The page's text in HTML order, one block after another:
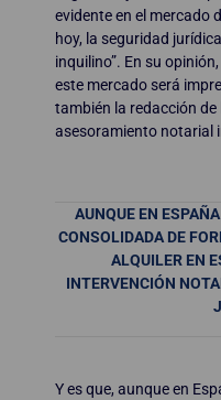
evidente en el mercado
hoy, la seguridad
inquilino”. En su
este mercado será
también la redacción
asesoramiento notarial
AUNQUE EN
CONSOLIDADA DE
ALQUILER EN
INTERVENCIÓN
Y es que, aunque en